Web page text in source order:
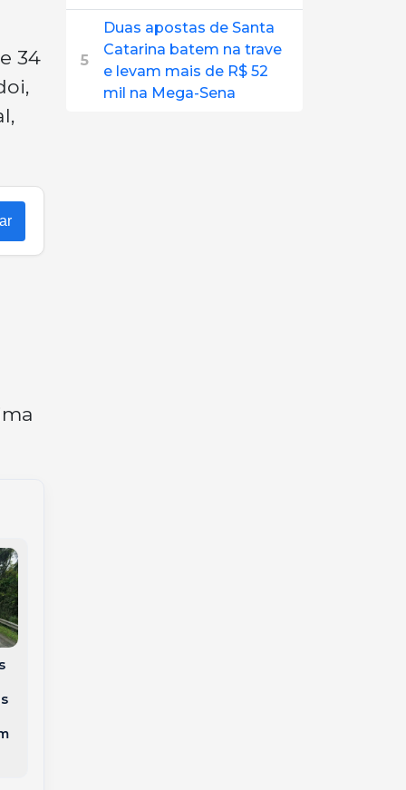
34
5
Duas apostas de Santa
Catarina batem na trave
e levam mais de R$ 52
mil na Mega-Sena